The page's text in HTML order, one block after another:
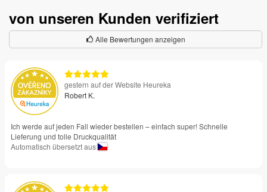
von unseren Kunden verifiziert
Alle Bewertungen anzeigen
gestern auf der Website Heureka
Robert K.
Ich werde auf jeden Fall wieder bestellen – einfach super! Schnelle
Lieferung und tolle Druckqualität
Automatisch übersetzt aus